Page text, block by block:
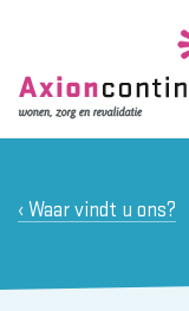
Waar vindt u ons?